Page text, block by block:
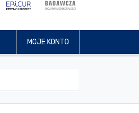
MOJE KONTO